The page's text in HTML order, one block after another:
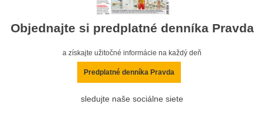
Objednajte si predplatné denníka Pravda
a získajte užitočné informácie na každý deň
Predplatné denníka Pravda
sledujte naše sociálne siete